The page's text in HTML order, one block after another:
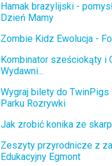
Hamak brazylijski -
Dzień Mamy
Zombie Kidz Ewolucja -
Kombinator sześciokąty i
Wydawni...
Wygraj bilety do TwinPigs
Parku Rozrywki
Jak zrobić konika ze
Zeszyty przyrodnicze z
Edukacyjny Egmont